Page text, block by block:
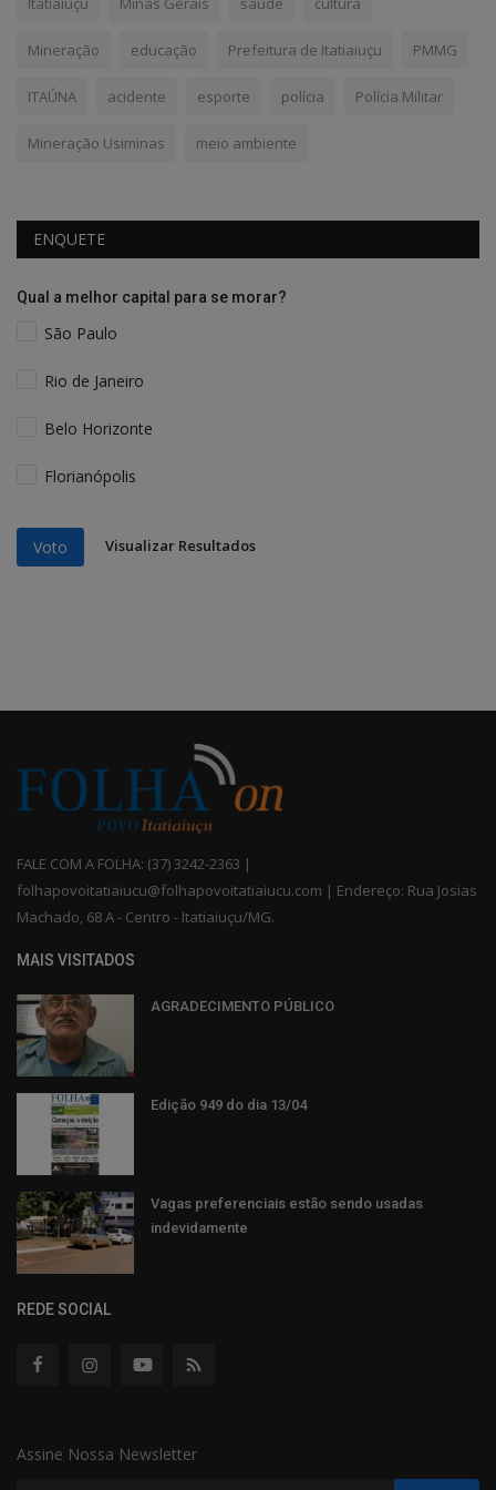
Mineração educação Prefeitura de Itatiaiuçu PMMG
ITAÚNA acidente esporte polícia Polícia Militar
Mineração Usiminas meio ambiente
ENQUETE
Qual a melhor capital para se morar?
São Paulo
Rio de Janeiro
Belo Horizonte
Florianópolis
Voto Visualizar Resultados
FALE COM A FOLHA: (37) 3242-2363 |
folhapovoitatiaiucu@folhapovoitatiaiucu.com | Endereço: Rua Josias
Machado, 68 A - Centro - Itatiaiuçu/MG.
MAIS VISITADOS
AGRADECIMENTO PÚBLICO
Edição 949 do dia 13/04
Vagas preferenciais estão sendo usadas
indevidamente
REDE SOCIAL
Assine Nossa Newsletter